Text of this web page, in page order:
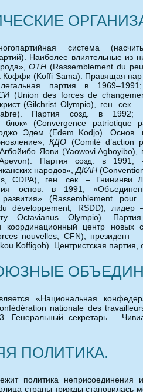
система
Наиболее влиятельные из
ОТН (Rassemblement du
Коффи (Koffi Sama). Правящая
легальная партия в
(Union des forces de
(Gilchrist Olympio), ген. сек.
Партия созд. в 1992;
блок» (Convergence patriotique
Эдем (Edem Kodjo). Основ.
КДО (Comité d’action
Яови (Yaowovi Agboyibo),
Партия созд. в 1991;
народов», ДКАН
CDPA), ген. сек. – Гнининви
основ. в 1991;
(Rassemblement
développement, RSDD), лидер
Octavianus Olympio).
координационный центр новых
nouvelles, CFN), президент
Koffigoh). Центристская партия,
«Национальная
nationale des
Генеральный секретарь –
ПОЛИТИКА.
политика неприсоединения
страны трижды становилась